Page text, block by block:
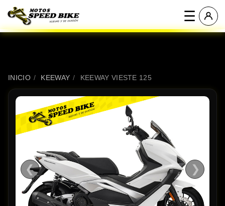
☰
INICIO / KEEWAY / KEEWAY VIESTE 125
❮ ❯